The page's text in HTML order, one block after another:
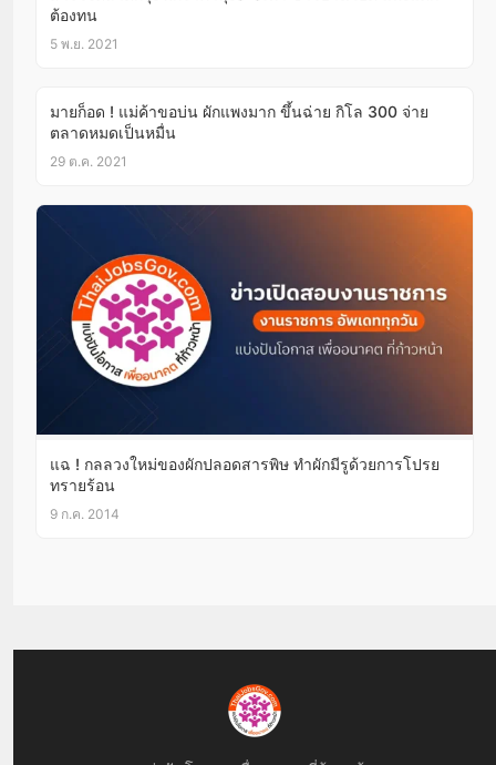
ต้องทน
5 พ.ย. 2021
มายก็อด ! แม่ค้าขอบ่น ผักแพงมาก ขึ้นฉ่าย กิโล 300 จ่าย
ตลาดหมดเป็นหมื่น
29 ต.ค. 2021
แฉ ! กลลวงใหม่ของผักปลอดสารพิษ ทำผักมีรูด้วยการโปรย
ทรายร้อน
9 ก.ค. 2014